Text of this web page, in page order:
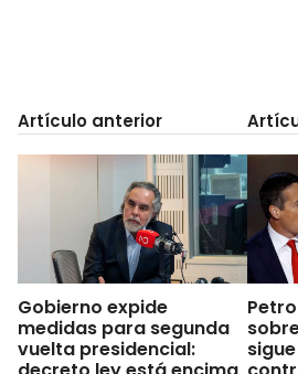
Artículo anterior
Gobierno expide
medidas para segunda
vuelta presidencial: